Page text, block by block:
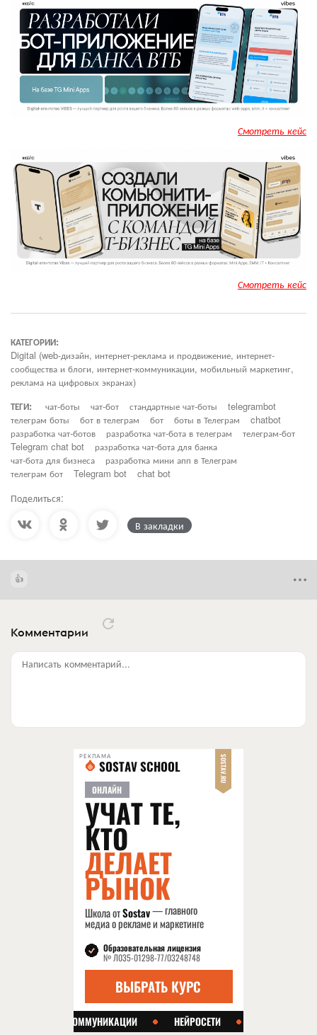
Смотреть кейс
Смотреть кейс
КАТЕГОРИИ:
Digital (web-дизайн, интернет-реклама и продвижение, интернет-
сообщества и блоги, интернет-коммуникации, мобильный маркетинг,
реклама на цифровых экранах)
ТЕГИ:
чат-боты чат-бот стандартные чат-боты
telegrambot
телеграм боты
бот в телеграм бот боты в Телеграм
chatbot
разработка чат-ботов
разработка чат-бота в телеграм
телеграм-бот
Telegram chat bot
разработка чат-бота для банка
чат-бота для бизнеса
разработка мини апп в Телеграм
телеграм бот
Telegram bot chat bot
Поделиться:
В закладки
Комментарии
Написать комментарий...
РЕКЛАМА